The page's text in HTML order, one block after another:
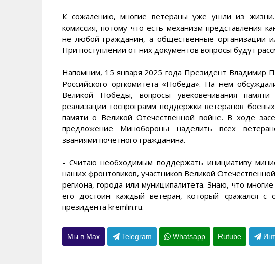
К сожалению, многие ветераны уже ушли из
комиссия, потому что есть механизм представления
не любой гражданин, а общественные организации
При поступлении от них документов вопросы будут
Напомним, 15 января 2025 года Президент Владимир
Российского оргкомитета «Победа». На нем
Великой Победы, вопросы увековечивания
реализации госпрограмм поддержки ветеранов
памяти о Великой Отечественной войне. В ходе
предложение Минобороны наделить всех
званиями почетного гражданина.
- Считаю необходимым поддержать инициативу
наших фронтовиков, участников Великой
региона, города или муниципалитета. Знаю, что
его достоин каждый ветеран, который сражался с
президента kremlin.ru.
Мы в Max Telegram Whatsapp Rutube